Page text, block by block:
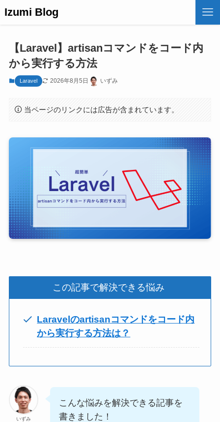
Izumi Blog
【Laravel】artisanコマンドをコード内
から実行する方法
Laravel 2026年8月5日 いずみ
当ページのリンクには広告が含まれています。
この記事で解決できる悩み
Laravelのartisanコマンドをコード内
から実行する方法は？
いずみ
こんな悩みを解決できる記事を
書きました！